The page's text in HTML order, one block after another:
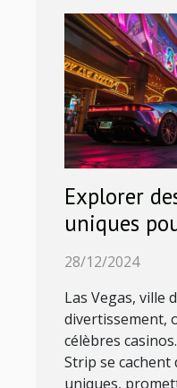
Explorer
uniques
inoubliables
28/12/2024
Las Vegas, ville
divertissement,
célèbres
Strip se cachent
uniques,